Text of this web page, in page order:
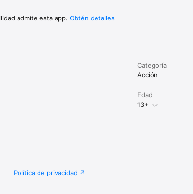
admite esta app. Obtén detalles
Categoría
Acción
Edad
13+
Política de privacidad